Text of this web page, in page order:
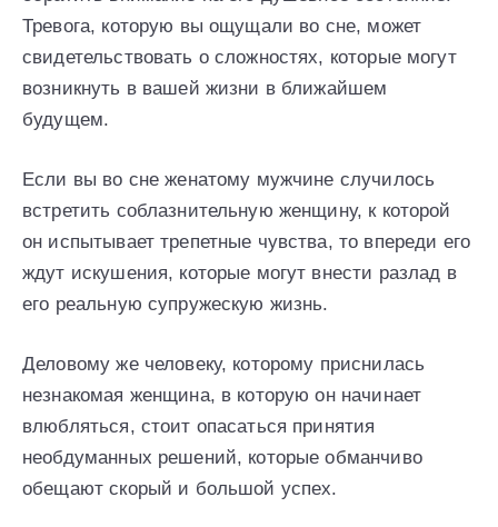
Тревога, которую вы ощущали во сне, может
свидетельствовать о сложностях, которые могут
возникнуть в вашей жизни в ближайшем
будущем.
Если вы во сне женатому мужчине случилось
встретить соблазнительную женщину, к которой
он испытывает трепетные чувства, то впереди его
ждут искушения, которые могут внести разлад в
его реальную супружескую жизнь.
Деловому же человеку, которому приснилась
незнакомая женщина, в которую он начинает
влюбляться, стоит опасаться принятия
необдуманных решений, которые обманчиво
обещают скорый и большой успех.